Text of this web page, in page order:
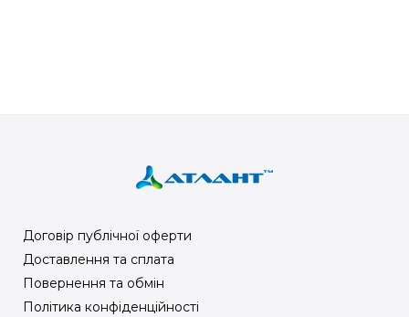
Договір публічної оферти
Доставлення та сплата
Повернення та обмін
Політика конфіденційності